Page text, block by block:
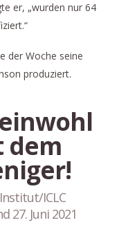
er, „wurden nur 64
der Woche seine
produziert.
dem
ICLC
27. Juni 2021